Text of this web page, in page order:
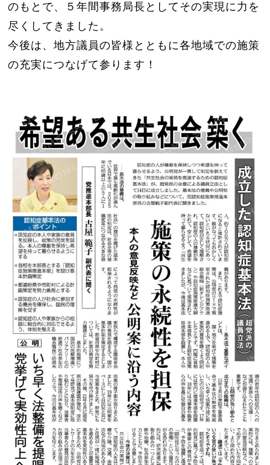
のもとで、５年間事務局長としてその実現に力を
尽くしてきました。
今後は、地方議員の皆様とともに各地域での施策
の充実につなげて参ります！